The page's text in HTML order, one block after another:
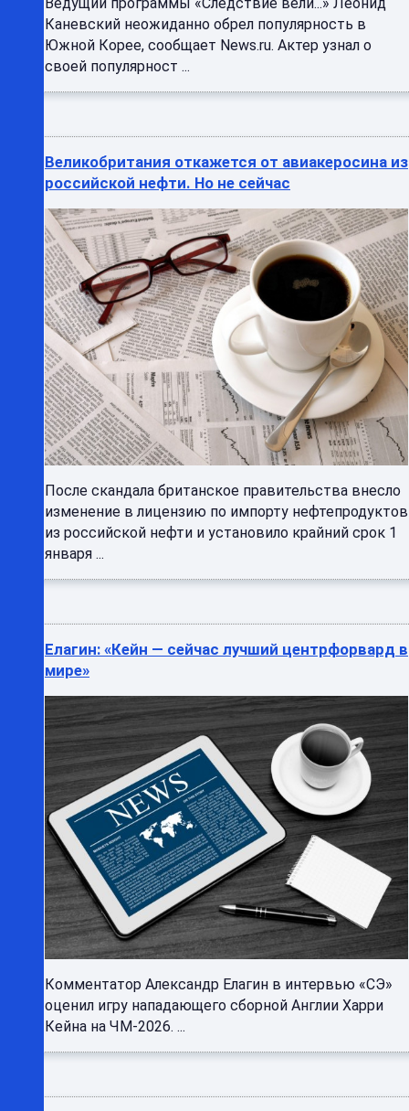
Каневский неожиданно обрел популярность в
Южной Корее, сообщает News.ru. Актер узнал о
своей популярност ...
Великобритания откажется от авиакеросина из
российской нефти. Но не сейчас
После скандала британское правительства внесло
изменение в лицензию по импорту нефтепродуктов
из российской нефти и установило крайний срок 1
января ...
Елагин: «Кейн — сейчас лучший центрфорвард в
мире»
Комментатор Александр Елагин в интервью «СЭ»
оценил игру нападающего сборной Англии Харри
Кейна на ЧМ-2026. ...